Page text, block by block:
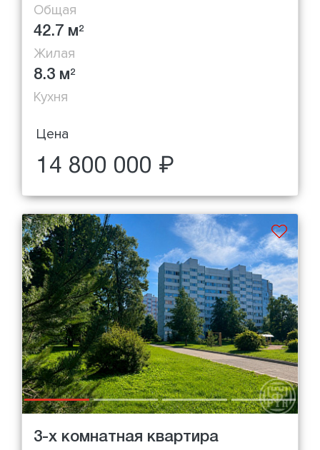
Общая
42.7 м2
Жилая
8.3 м2
Кухня
Цена
14 800 000 ₽
3-х комнатная квартира